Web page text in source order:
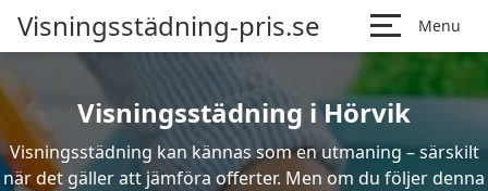
Visningsstädning-pris.se Menu
Visningsstädning i Hörvik
Visningsstädning kan kännas som en utmaning – särskilt
när det gäller att jämföra offerter. Men om du följer denna